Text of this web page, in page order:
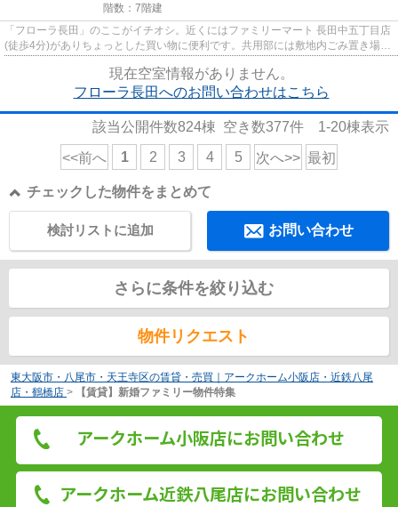
階数：7階建
「フローラ長田」のここがイチオシ。近くにはファミリーマート 長田中五丁目店
(徒歩4分)がありちょっとした買い物に便利です。共用部には敷地内ごみ置き場・
エレベータなどが備わって...
現在空室情報がありません。
フローラ長田へのお問い合わせはこちら
該当公開件数824棟 空き数377件 1-20棟表示
<<前へ 1 2 3 4 5 次へ>> 最初
チェックした物件をまとめて
お問い合わせ
検討リストに追加
さらに条件を絞り込む
物件リクエスト
東大阪市・八尾市・天王寺区の賃貸・売買｜アークホーム小阪店・近鉄八尾
店・鶴橋店 > 【賃貸】新婚ファミリー物件特集
アークホーム小阪店にお問い合わせ
アークホーム近鉄八尾店にお問い合わせ